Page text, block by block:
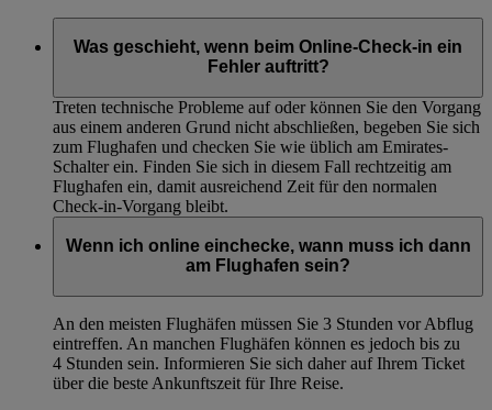
Was geschieht, wenn beim Online-Check-in ein
Fehler auftritt?
Treten technische Probleme auf oder können Sie den Vorgang
aus einem anderen Grund nicht abschließen, begeben Sie sich
zum Flughafen und checken Sie wie üblich am Emirates-
Schalter ein. Finden Sie sich in diesem Fall rechtzeitig am
Flughafen ein, damit ausreichend Zeit für den normalen
Check-in-Vorgang bleibt.
Wenn ich online einchecke, wann muss ich dann
am Flughafen sein?
An den meisten Flughäfen müssen Sie 3 Stunden vor Abflug
eintreffen. An manchen Flughäfen können es jedoch bis zu
4 Stunden sein. Informieren Sie sich daher auf Ihrem Ticket
über die beste Ankunftszeit für Ihre Reise.